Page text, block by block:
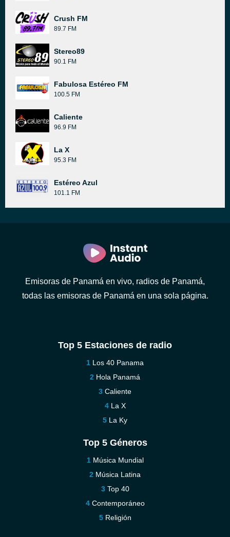
Crush FM
89.7 FM
Stereo89
90.1 FM
Fabulosa Estéreo FM
100.5 FM
Caliente
96.9 FM
La X
95.3 FM
Estéreo Azul
101.1 FM
Emisoras de Panamá en vivo, radios de Panamá,
todas las emisoras de Panamá en una sola página.
Top 5 Estaciones de radio
Los 40 Panama
Hola Panamá
Caliente
La X
La Ky
Top 5 Géneros
Música Mundial
Música Latina
Top 40
Contemporáneo
Religión